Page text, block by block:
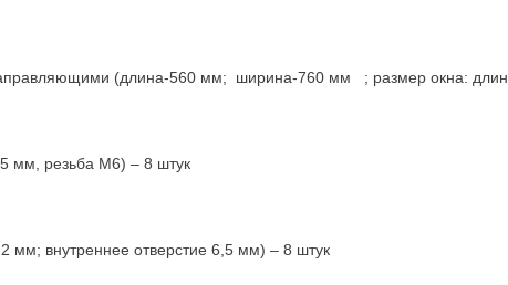
(длина-560 мм; ширина-760 мм ; размер окна:
мм, резьба М6) – 8 штук
мм; внутреннее отверстие 6,5 мм) – 8 штук